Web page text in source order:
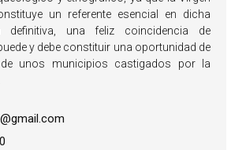
un referente esencial en dicha
definitiva, una feliz coincidencia de
y debe constituir una oportunidad de
de unos municipios castigados por la